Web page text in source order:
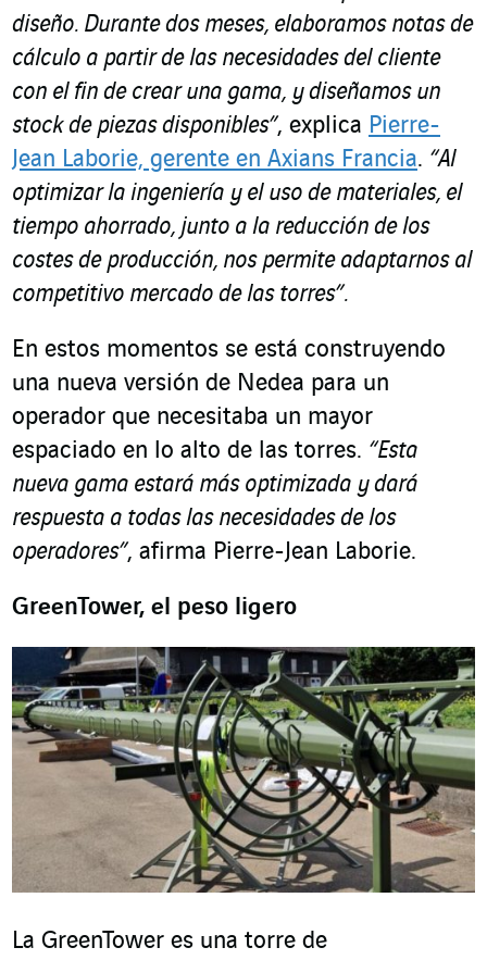
diseño. Durante dos meses, elaboramos notas de
cálculo a partir de las necesidades del cliente
con el fin de crear una gama, y diseñamos un
stock de piezas disponibles”, explica Pierre-
Jean Laborie, gerente en Axians Francia. “Al
optimizar la ingeniería y el uso de materiales, el
tiempo ahorrado, junto a la reducción de los
costes de producción, nos permite adaptarnos al
competitivo mercado de las torres”.
En estos momentos se está construyendo
una nueva versión de Nedea para un
operador que necesitaba un mayor
espaciado en lo alto de las torres. “Esta
nueva gama estará más optimizada y dará
respuesta a todas las necesidades de los
operadores”, afirma Pierre-Jean Laborie.
GreenTower, el peso ligero
La GreenTower es una torre de